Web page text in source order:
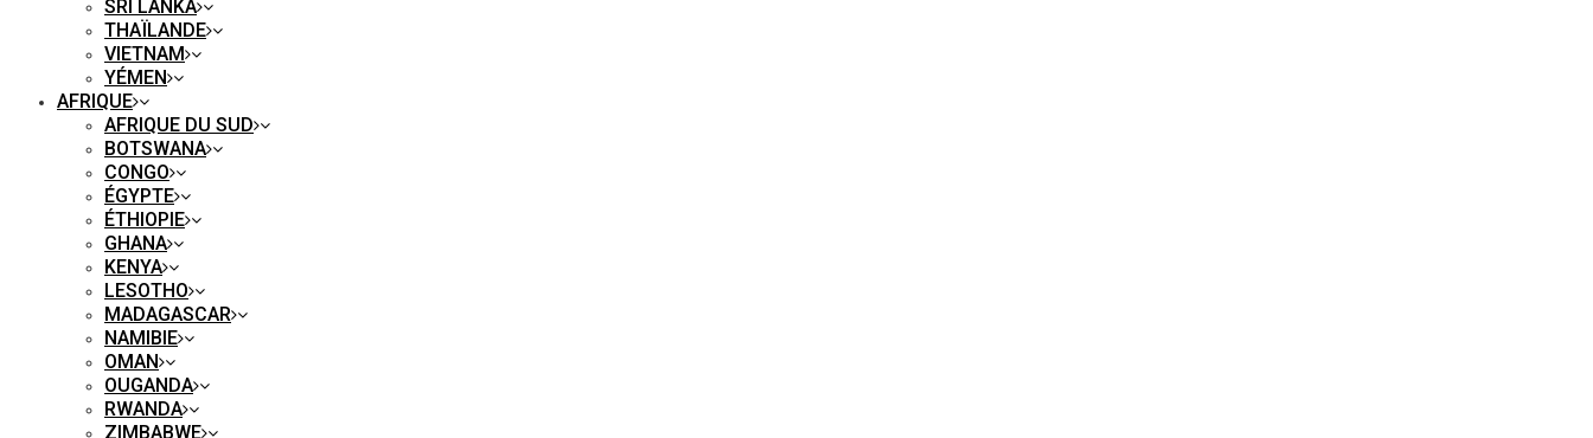
SRI LANKA
THAÏLANDE
VIETNAM
YÉMEN
AFRIQUE
AFRIQUE DU SUD
BOTSWANA
CONGO
ÉGYPTE
ÉTHIOPIE
GHANA
KENYA
LESOTHO
MADAGASCAR
NAMIBIE
OMAN
OUGANDA
RWANDA
ZIMBABWE